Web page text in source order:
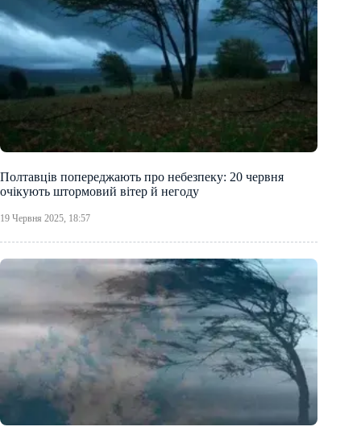
Полтавців попереджають про небезпеку: 20 червня
очікують штормовий вітер й негоду
19 Червня 2025, 18:57